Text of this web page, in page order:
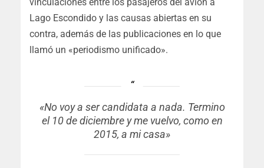
Lago Escondido y las causas abiertas en su
contra, además de las publicaciones en lo que
llamó un «periodismo unificado».
«No voy a ser candidata a nada. Termino
el 10 de diciembre y me vuelvo, como en
2015, a mi casa»